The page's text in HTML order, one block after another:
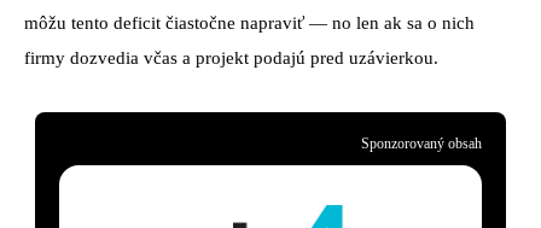
môžu tento deficit čiastočne napraviť — no len ak sa o nich
firmy dozvedia včas a projekt podajú pred uzávierkou.
Sponzorovaný obsah